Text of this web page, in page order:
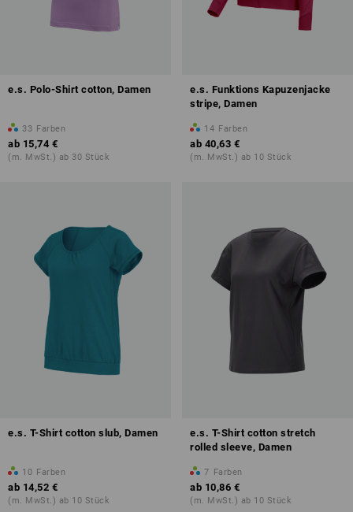
e.s. Polo-Shirt cotton, Damen
33 Farben
ab 15,74 €
(m. MwSt.) ab 30 Stück
e.s. Funktions Kapuzenjacke
stripe, Damen
14 Farben
ab 40,63 €
(m. MwSt.) ab 10 Stück
e.s. T-Shirt cotton slub, Damen
10 Farben
ab 14,52 €
(m. MwSt.) ab 10 Stück
e.s. T-Shirt cotton stretch
rolled sleeve, Damen
7 Farben
ab 10,86 €
(m. MwSt.) ab 10 Stück